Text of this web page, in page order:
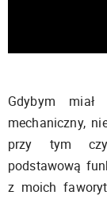
Gdybym miał
mechaniczny,
przy tym
podstawową
z moich